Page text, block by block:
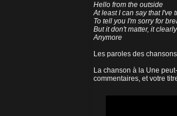
Hello from the outside
At least I can say that I've
To tell you I'm sorry for
But it don't matter, it
Anymore
Les paroles des
La chanson à la Une
commentaires, et votre